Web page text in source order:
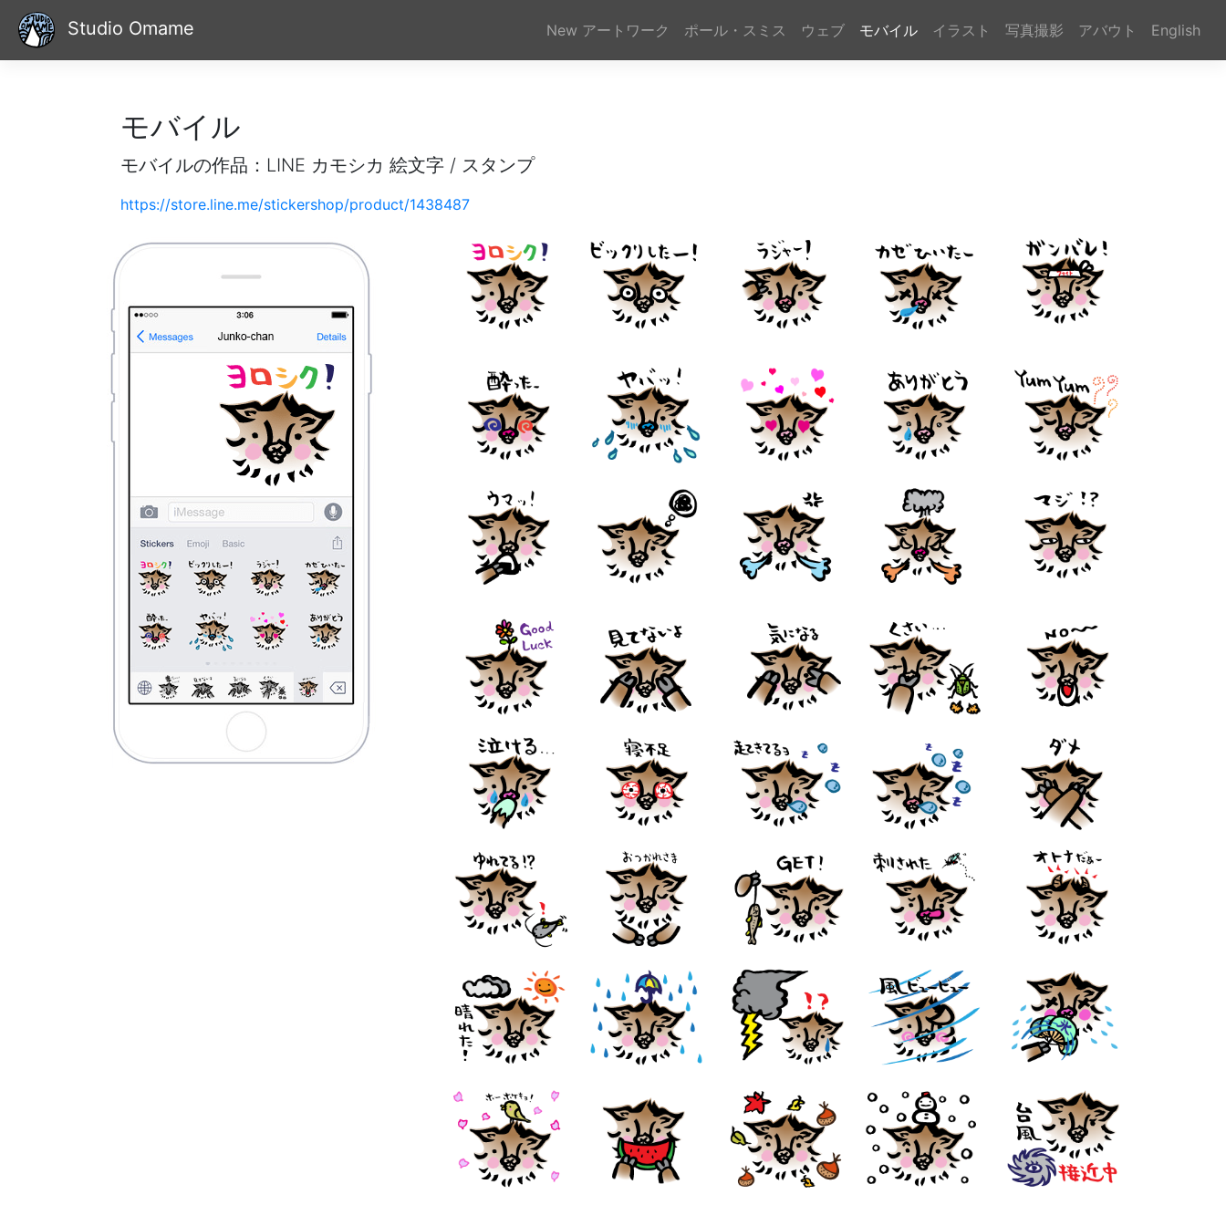
Studio Omame (current)
New アートワーク ポール・スミス ウェブ モバイル イラスト 写真撮影 アバウト English
モバイル
モバイルの作品：LINE カモシカ 絵文字 / スタンプ
https://store.line.me/stickershop/product/1438487